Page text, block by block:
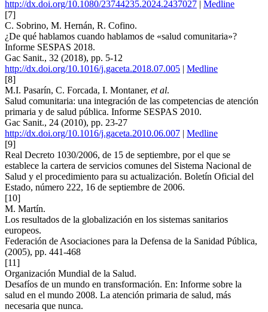
http://dx.doi.org/10.1080/23744235.2024.2437027 | Medline
[7]
C. Sobrino, M. Hernán, R. Cofino.
¿De qué hablamos cuando hablamos de «salud comunitaria»?
Informe SESPAS 2018.
Gac Sanit., 32 (2018), pp. 5-12
http://dx.doi.org/10.1016/j.gaceta.2018.07.005 | Medline
[8]
M.I. Pasarín, C. Forcada, I. Montaner, et al.
Salud comunitaria: una integración de las competencias de atención
primaria y de salud pública. Informe SESPAS 2010.
Gac Sanit., 24 (2010), pp. 23-27
http://dx.doi.org/10.1016/j.gaceta.2010.06.007 | Medline
[9]
Real Decreto 1030/2006, de 15 de septiembre, por el que se
establece la cartera de servicios comunes del Sistema Nacional de
Salud y el procedimiento para su actualización. Boletín Oficial del
Estado, número 222, 16 de septiembre de 2006.
[10]
M. Martín.
Los resultados de la globalización en los sistemas sanitarios
europeos.
Federación de Asociaciones para la Defensa de la Sanidad Pública,
(2005), pp. 441-468
[11]
Organización Mundial de la Salud.
Desafíos de un mundo en transformación. En: Informe sobre la
salud en el mundo 2008. La atención primaria de salud, más
necesaria que nunca.